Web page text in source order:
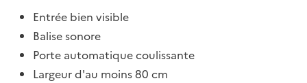
Entrée bien visible
Balise sonore
Porte automatique coulissante
Largeur d'au moins 80 cm